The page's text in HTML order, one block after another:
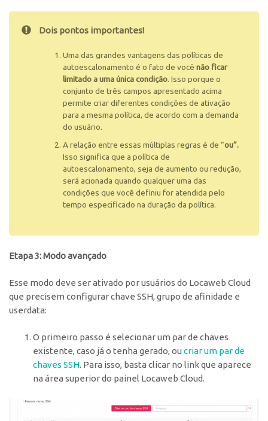
Dois pontos importantes!
Uma das grandes vantagens das políticas de
autoescalonamento é o fato de você não ficar
limitado a uma única condição. Isso porque o
conjunto de três campos apresentado acima
permite criar diferentes condições de ativação
para a mesma política, de acordo com a demanda
do usuário.
A relação entre essas múltiplas regras é de “ou”.
Isso significa que a política de
autoescalonamento, seja de aumento ou redução,
será acionada quando qualquer uma das
condições que você definiu for atendida pelo
tempo especificado na duração da política.
Etapa 3: Modo avançado
Esse modo deve ser ativado por usuários do Locaweb Cloud
que precisem configurar chave SSH, grupo de afinidade e
userdata:
O primeiro passo é selecionar um par de chaves
existente, caso já o tenha gerado, ou criar um par de
chaves SSH. Para isso, basta clicar no link que aparece
na área superior do painel Locaweb Cloud.